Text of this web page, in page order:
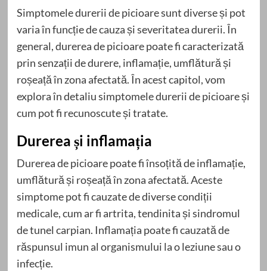
Simptomele durerii de picioare sunt diverse și pot
varia în funcție de cauza și severitatea durerii. În
general, durerea de picioare poate fi caracterizată
prin senzații de durere, inflamație, umflătură și
roșeață în zona afectată. În acest capitol, vom
explora în detaliu simptomele durerii de picioare și
cum pot fi recunoscute și tratate.
Durerea și inflamația
Durerea de picioare poate fi însoțită de inflamație,
umflătură și roșeață în zona afectată. Aceste
simptome pot fi cauzate de diverse condiții
medicale, cum ar fi artrita, tendinita și sindromul
de tunel carpian. Inflamația poate fi cauzată de
răspunsul imun al organismului la o leziune sau o
infecție.